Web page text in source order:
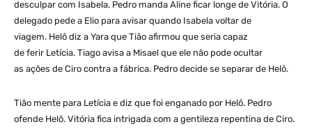
desculpar com Isabela. Pedro manda Aline ficar longe de Vitória. O
delegado pede a Elio para avisar quando Isabela voltar de
viagem. Helô diz a Yara que Tião afirmou que seria capaz
de ferir Letícia. Tiago avisa a Misael que ele não pode ocultar
as ações de Ciro contra a fábrica. Pedro decide se separar de Helô.
Tião mente para Letícia e diz que foi enganado por Helô. Pedro
ofende Helô. Vitória fica intrigada com a gentileza repentina de Ciro.